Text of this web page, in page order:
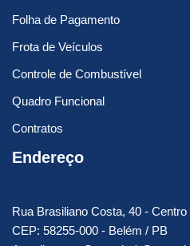
Folha de Pagamento
Frota de Veículos
Controle de Combustível
Quadro Funcional
Contratos
Endereço
Rua Brasiliano Costa, 40 - Centro
CEP: 58255-000 - Belém / PB